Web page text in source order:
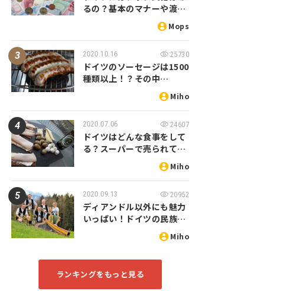
るの？基本のマナーや渡…
Mops
2020.10.16 25730
ドイツのソーセージは1500
種類以上！？その中…
Miho
2020.07.06 24607
ドイツはどんな食事をして
る？スーパーで売られて…
Miho
2020.09.13 20952
ディアンドル以外にも魅力
いっぱい！ドイツの民族…
Miho
ランキングをもっと見る